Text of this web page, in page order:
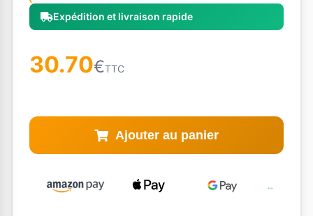
Expédition et livraison rapide
30.70€TTC
Ajouter au panier